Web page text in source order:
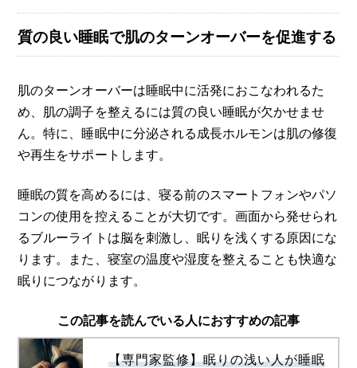
質の良い睡眠で肌のターンオーバーを促進する
肌のターンオーバーは睡眠中に活発におこなわれるた
め、肌の調子を整えるには質の良い睡眠が欠かせませ
ん。特に、睡眠中に分泌される成長ホルモンは肌の修復
や再生をサポートします。
睡眠の質を高めるには、寝る前のスマートフォンやパソ
コンの使用を控えることが大切です。画面から発せられ
るブルーライトは脳を刺激し、眠りを浅くする原因にな
ります。また、寝室の温度や湿度を整えることも快適な
眠りにつながります。
この記事を読んでいる人におすすめの記事
【専門家監修】眠りの浅い人が睡眠